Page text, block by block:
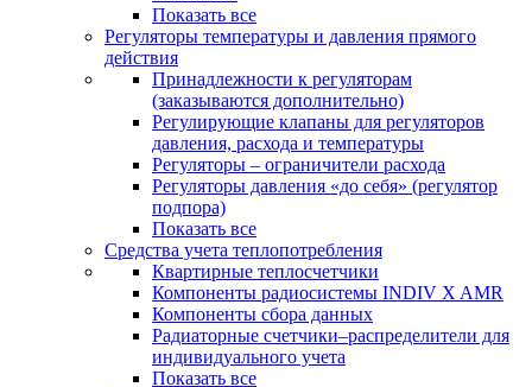
Показать все
Регуляторы температуры и давления прямого
действия
Принадлежности к регуляторам
(заказываются дополнительно)
Регулирующие клапаны для регуляторов
давления, расхода и температуры
Регуляторы – ограничители расхода
Регуляторы давления «до себя» (регулятор
подпора)
Показать все
Средства учета теплопотребления
Квартирные теплосчетчики
Компоненты радиосистемы INDIV X AMR
Компоненты сбора данных
Радиаторные счетчики–распределители для
индивидуального учета
Показать все